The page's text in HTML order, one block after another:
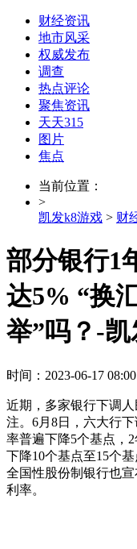
财经资讯
地市风采
权威发布
调查
热点评论
聚焦资讯
天天315
图片
焦点
当前位置：
>
凯发k8游戏 > 财
部分银行1
达5% “换
举”吗？-
时间：2023-06-17
近期，多家银行下调
注。6月8日，六大行
率普遍下降5个基点，
下降10个基点至15个
全国性股份制银行也
利率。